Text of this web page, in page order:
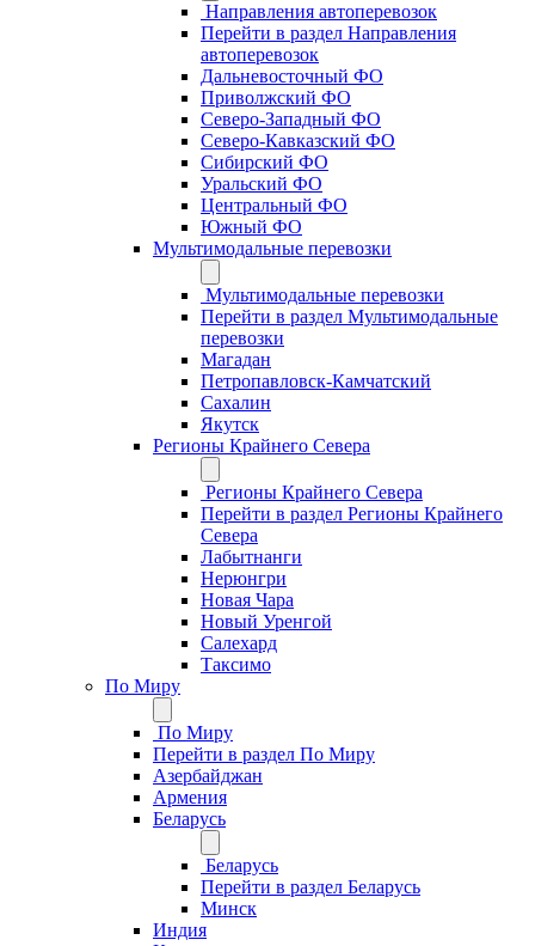
Направления автоперевозок
Перейти в раздел Направления
автоперевозок
Дальневосточный ФО
Приволжский ФО
Северо-Западный ФО
Северо-Кавказский ФО
Сибирский ФО
Уральский ФО
Центральный ФО
Южный ФО
Мультимодальные перевозки
Мультимодальные перевозки
Перейти в раздел Мультимодальные
перевозки
Магадан
Петропавловск-Камчатский
Сахалин
Якутск
Регионы Крайнего Севера
Регионы Крайнего Севера
Перейти в раздел Регионы Крайнего
Севера
Лабытнанги
Нерюнгри
Новая Чара
Новый Уренгой
Салехард
Таксимо
По Миру
По Миру
Перейти в раздел По Миру
Азербайджан
Армения
Беларусь
Беларусь
Перейти в раздел Беларусь
Минск
Индия